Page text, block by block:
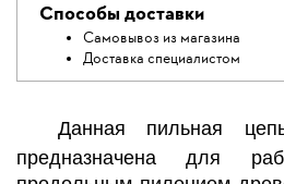
Способы доставки
Самовывоз из магазина
Доставка специалистом
Данная пильная
предназначенадля